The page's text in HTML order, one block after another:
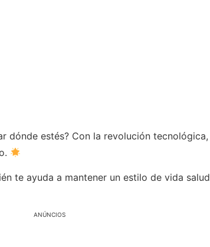
estés? Con la revolución
te ayuda a mantener un estilo de vida
ANÚNCIOS